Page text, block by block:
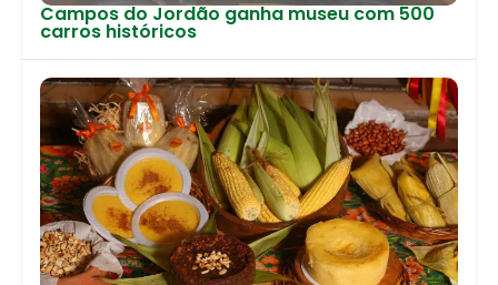
Campos do Jordão ganha museu com 500
carros históricos